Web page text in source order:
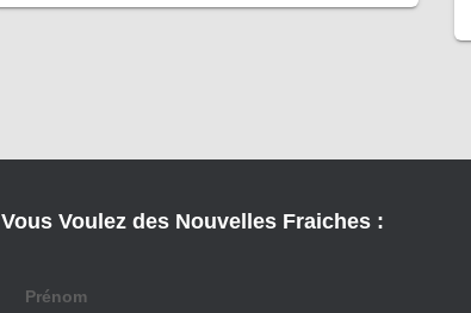
Vous Voulez des Nouvelles Fraiches :
Prénom